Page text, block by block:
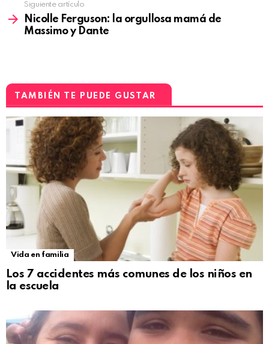
Siguiente artículo
Nicolle Ferguson: la orgullosa mamá de
Massimo y Dante
TAMBIÉN TE PUEDE GUSTAR
Vida en familia
Los 7 accidentes más comunes de los niños en
la escuela